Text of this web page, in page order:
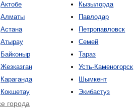
Актобе
Алматы
Астана
Атырау
Байконыр
Жезказган
Караганда
Кокшетау
Кызылорда
Павлодар
Петропавловск
Семей
Тараз
Усть-Каменогорск
Шымкент
Экибастуз
города